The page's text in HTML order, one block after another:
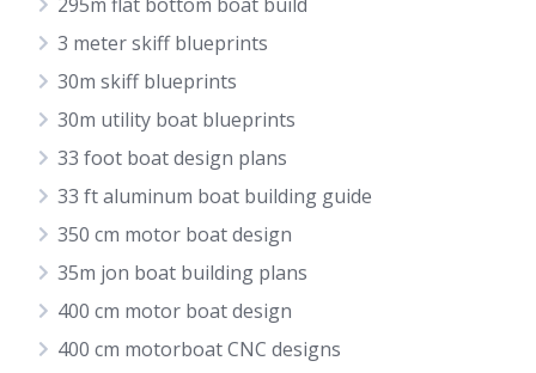
3 meter skiff blueprints
30m skiff blueprints
30m utility boat blueprints
33 foot boat design plans
33 ft aluminum boat building guide
350 cm motor boat design
35m jon boat building plans
400 cm motor boat design
400 cm motorboat CNC designs